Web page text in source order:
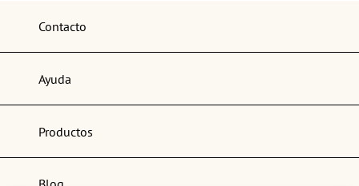
Contacto
Ayuda
Productos